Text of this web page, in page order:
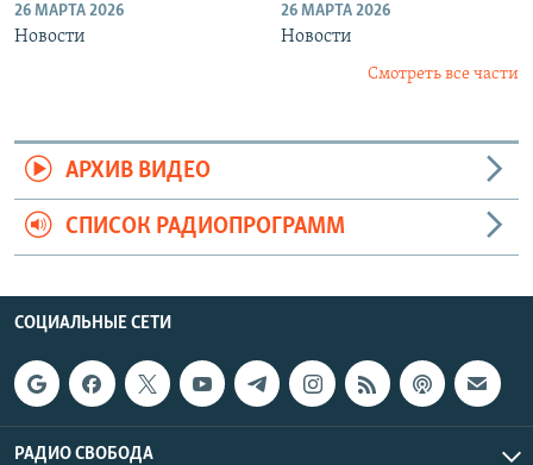
26 МАРТА 2026
Новости
26 МАРТА 2026
Новости
Смотреть все части
АРХИВ ВИДЕО
СПИСОК РАДИОПРОГРАММ
СОЦИАЛЬНЫЕ СЕТИ
РАДИО СВОБОДА